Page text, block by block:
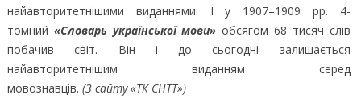
найавторитетнішими виданнями. І у 1907–1909 рр. 4-
томний «Словарь української мови» обсягом 68 тисяч слів
побачив світ. Він і до сьогодні залишається
найавторитетнішим виданням серед
мовознавців. (З сайту «ТК СНТТ»)